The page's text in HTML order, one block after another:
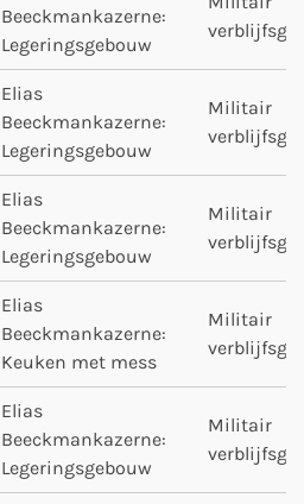
Beeckmankazerne:
Legeringsgebouw
Elias
Beeckmankazerne:
Legeringsgebouw
Militair
Elias
Beeckmankazerne:
Legeringsgebouw
Militair
Elias
Beeckmankazerne:
Keuken met mess
Militair
Elias
Beeckmankazerne:
Legeringsgebouw
Militair